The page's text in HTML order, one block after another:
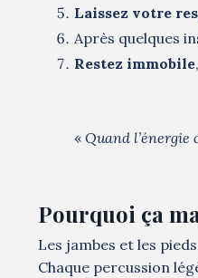
Laissez votre
Après quelques
Restez immobile
« Quand
Pourquoi ça
Les jambes et les
Chaque percussion